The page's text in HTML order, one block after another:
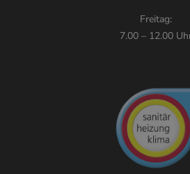
Freitag:
7.00 – 12.00